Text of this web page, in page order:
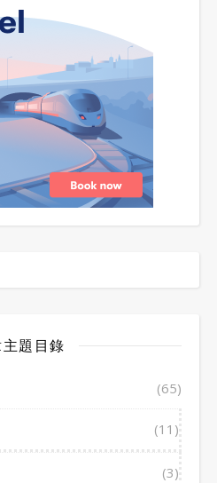
題目錄
(65)
(11)
(3)